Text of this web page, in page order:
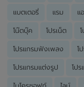
แบตเตอรี่ แรม แ
โน๊ตบุ๊ค โปรเน็ต
โปรแกรมฟังเพลง โ
โปรแกรมแต่งรูป โป